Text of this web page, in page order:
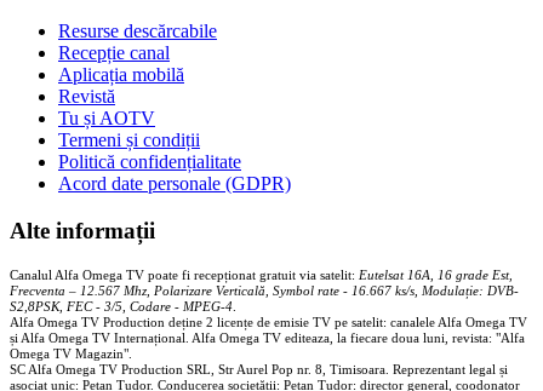
Resurse descărcabile
Recepție canal
Aplicația mobilă
Revistă
Tu și AOTV
Termeni și condiții
Politică confidențialitate
Acord date personale (GDPR)
Alte informații
Canalul Alfa Omega TV poate fi recepționat gratuit via satelit: Eutelsat 16A, 16 grade Est,
Frecventa – 12.567 Mhz, Polarizare Verticală, Symbol rate - 16.667 ks/s, Modulație: DVB-
S2,8PSK, FEC - 3/5, Codare - MPEG-4
Alfa Omega TV Production deține 2 licențe de emisie TV pe satelit: canalele Alfa Omega TV
și Alfa Omega TV Internațional. Alfa Omega TV editeaza, la fiecare doua luni, revista: "Alfa
Omega TV Magazin".
SC Alfa Omega TV Production SRL, Str Aurel Pop nr. 8, Timisoara. Reprezentant legal și
asociat unic: Pețan Tudor. Conducerea societății: Pețan Tudor: director general, coodonator